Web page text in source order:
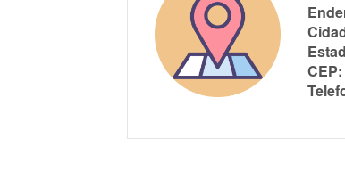
CEP: